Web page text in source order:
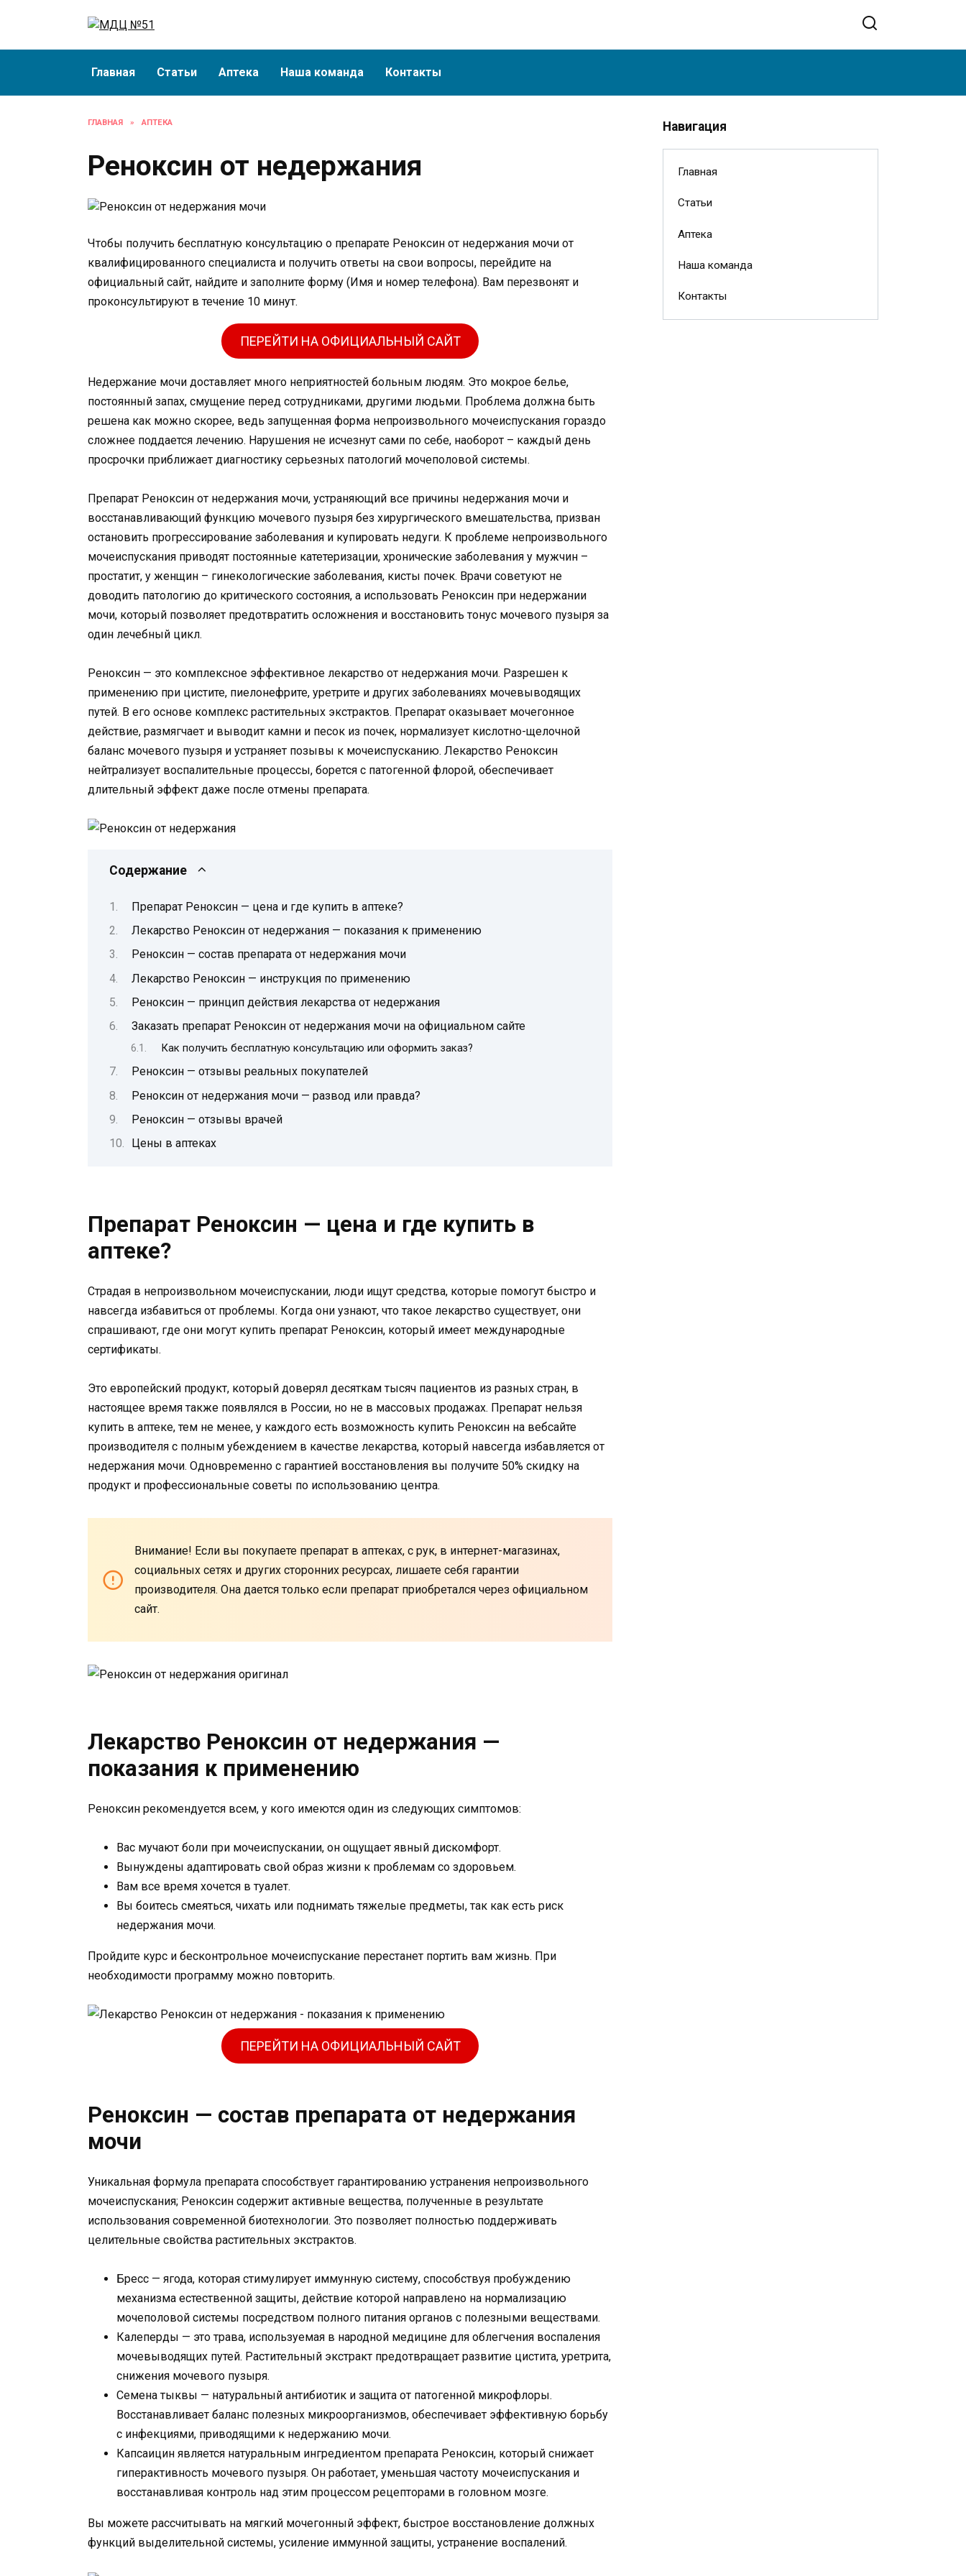
Главная Статьи Аптека Наша команда Контакты
ГЛАВНАЯ » АПТЕКА
Реноксин от недержания
Чтобы получить бесплатную консультацию о препарате Реноксин от недержания мочи от
квалифицированного специалиста и получить ответы на свои вопросы, перейдите на
официальный сайт, найдите и заполните форму (Имя и номер телефона). Вам перезвонят и
проконсультируют в течение 10 минут.
ПЕРЕЙТИ НА ОФИЦИАЛЬНЫЙ САЙТ
Недержание мочи доставляет много неприятностей больным людям. Это мокрое белье,
постоянный запах, смущение перед сотрудниками, другими людьми. Проблема должна быть
решена как можно скорее, ведь запущенная форма непроизвольного мочеиспускания гораздо
сложнее поддается лечению. Нарушения не исчезнут сами по себе, наоборот – каждый день
просрочки приближает диагностику серьезных патологий мочеполовой системы.
Препарат Реноксин от недержания мочи, устраняющий все причины недержания мочи и
восстанавливающий функцию мочевого пузыря без хирургического вмешательства, призван
остановить прогрессирование заболевания и купировать недуги. К проблеме непроизвольного
мочеиспускания приводят постоянные катетеризации, хронические заболевания у мужчин –
простатит, у женщин – гинекологические заболевания, кисты почек. Врачи советуют не
доводить патологию до критического состояния, а использовать Реноксин при недержании
мочи, который позволяет предотвратить осложнения и восстановить тонус мочевого пузыря за
один лечебный цикл.
Реноксин — это комплексное эффективное лекарство от недержания мочи. Разрешен к
применению при цистите, пиелонефрите, уретрите и других заболеваниях мочевыводящих
путей. В его основе комплекс растительных экстрактов. Препарат оказывает мочегонное
действие, размягчает и выводит камни и песок из почек, нормализует кислотно-щелочной
баланс мочевого пузыря и устраняет позывы к мочеиспусканию. Лекарство Реноксин
нейтрализует воспалительные процессы, борется с патогенной флорой, обеспечивает
длительный эффект даже после отмены препарата.
Содержание
Препарат Реноксин — цена и где купить в аптеке?
Лекарство Реноксин от недержания — показания к применению
Реноксин — состав препарата от недержания мочи
Лекарство Реноксин — инструкция по применению
Реноксин — принцип действия лекарства от недержания
Заказать препарат Реноксин от недержания мочи на официальном сайте
Как получить бесплатную консультацию или оформить заказ?
Реноксин — отзывы реальных покупателей
Реноксин от недержания мочи — развод или правда?
Реноксин — отзывы врачей
Цены в аптеках
Препарат Реноксин — цена и где купить в
аптеке?
Страдая в непроизвольном мочеиспускании, люди ищут средства, которые помогут быстро и
навсегда избавиться от проблемы. Когда они узнают, что такое лекарство существует, они
спрашивают, где они могут купить препарат Реноксин, который имеет международные
сертификаты.
Это европейский продукт, который доверял десяткам тысяч пациентов из разных стран, в
настоящее время также появлялся в России, но не в массовых продажах. Препарат нельзя
купить в аптеке, тем не менее, у каждого есть возможность купить Реноксин на вебсайте
производителя с полным убеждением в качестве лекарства, который навсегда избавляется от
недержания мочи. Одновременно с гарантией восстановления вы получите 50% скидку на
продукт и профессиональные советы по использованию центра.
Внимание! Если вы покупаете препарат в аптеках, с рук, в интернет-магазинах,
социальных сетях и других сторонних ресурсах, лишаете себя гарантии
производителя. Она дается только если препарат приобретался через официальном
сайт.
Лекарство Реноксин от недержания —
показания к применению
Реноксин рекомендуется всем, у кого имеются один из следующих симптомов:
Вас мучают боли при мочеиспускании, он ощущает явный дискомфорт.
Вынуждены адаптировать свой образ жизни к проблемам со здоровьем.
Вам все время хочется в туалет.
Вы боитесь смеяться, чихать или поднимать тяжелые предметы, так как есть риск
недержания мочи.
Пройдите курс и бесконтрольное мочеиспускание перестанет портить вам жизнь. При
необходимости программу можно повторить.
ПЕРЕЙТИ НА ОФИЦИАЛЬНЫЙ САЙТ
Реноксин — состав препарата от недержания
мочи
Уникальная формула препарата способствует гарантированию устранения непроизвольного
мочеиспускания; Реноксин содержит активные вещества, полученные в результате
использования современной биотехнологии. Это позволяет полностью поддерживать
целительные свойства растительных экстрактов.
Бресс — ягода, которая стимулирует иммунную систему, способствуя пробуждению
механизма естественной защиты, действие которой направлено на нормализацию
мочеполовой системы посредством полного питания органов с полезными веществами.
Калеперды — это трава, используемая в народной медицине для облегчения воспаления
мочевыводящих путей. Растительный экстракт предотвращает развитие цистита, уретрита,
снижения мочевого пузыря.
Семена тыквы — натуральный антибиотик и защита от патогенной микрофлоры.
Восстанавливает баланс полезных микроорганизмов, обеспечивает эффективную борьбу
с инфекциями, приводящими к недержанию мочи.
Капсаицин является натуральным ингредиентом препарата Реноксин, который снижает
гиперактивность мочевого пузыря. Он работает, уменьшая частоту мочеиспускания и
восстанавливая контроль над этим процессом рецепторами в головном мозге.
Вы можете рассчитывать на мягкий мочегонный эффект, быстрое восстановление должных
функций выделительной системы, усиление иммунной защиты, устранение воспалений.
Навигация
Главная
Статьи
Аптека
Наша команда
Контакты